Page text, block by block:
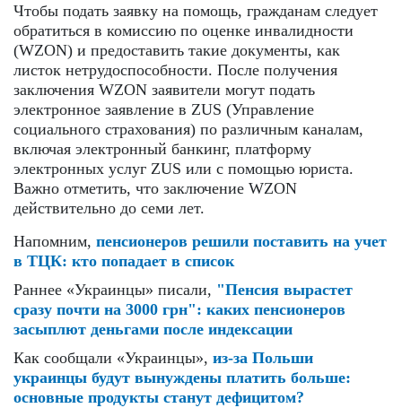
Чтобы подать заявку на помощь, гражданам следует
обратиться в комиссию по оценке инвалидности
(WZON) и предоставить такие документы, как
листок нетрудоспособности. После получения
заключения WZON заявители могут подать
электронное заявление в ZUS (Управление
социального страхования) по различным каналам,
включая электронный банкинг, платформу
электронных услуг ZUS или с помощью юриста.
Важно отметить, что заключение WZON
действительно до семи лет.
Напомним, пенсионеров решили поставить на учет
в ТЦК: кто попадает в список
Раннее «Украинцы» писали, "Пенсия вырастет
сразу почти на 3000 грн": каких пенсионеров
засыплют деньгами после индексации
Как сообщали «Украинцы», из-за Польши
украинцы будут вынуждены платить больше:
основные продукты станут дефицитом?